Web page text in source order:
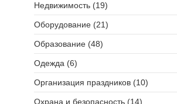
Недвижимость (19)
Оборудование (21)
Образование (48)
Одежда (6)
Организация праздников (10)
Охрана и безопасность (14)